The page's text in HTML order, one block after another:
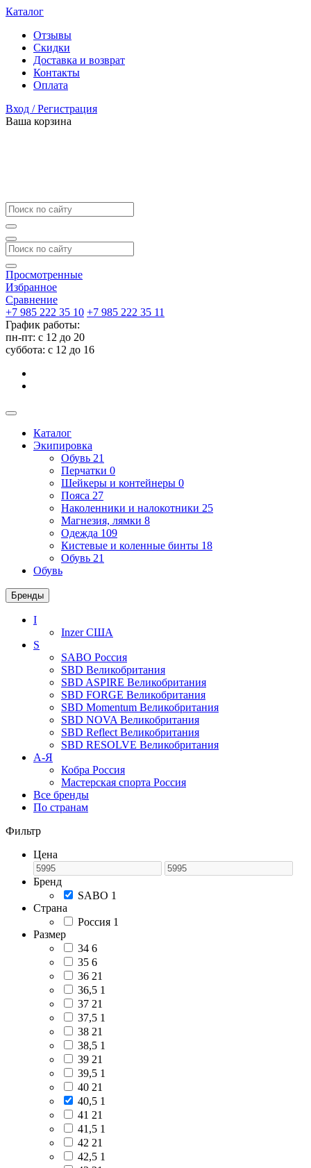
Каталог
Отзывы
Скидки
Доставка и возврат
Контакты
Оплата
Вход / Регистрация
Ваша корзина
Просмотренные
Избранное
Сравнение
+7 985 222 35 10 +7 985 222 35 11
График работы:
пн-пт: с 12 до 20
суббота: c 12 до 16
Каталог
Экипировка
Обувь 21
Перчатки 0
Шейкеры и контейнеры 0
Пояса 27
Наколенники и налокотники 25
Магнезия, лямки 8
Одежда 109
Кистевые и коленные бинты 18
Обувь 21
Обувь
Бренды
I
InzerСША
S
SABO Россия
SBD Великобритания
SBD ASPIRE Великобритания
SBD FORGE Великобритания
SBD Momentum Великобритания
SBD NOVA Великобритания
SBD Reflect Великобритания
SBD RESOLVE Великобритания
А-Я
Кобра Россия
Мастерская спорта Россия
Все бренды
По странам
Фильтр
Цена
Бренд
SABO 1
Страна
Россия 1
Размер
34 6
35 6
36 21
36,5 1
37 21
37,5 1
38 21
38,5 1
39 21
39,5 1
40 21
40,5 1
41 21
41,5 1
42 21
42,5 1